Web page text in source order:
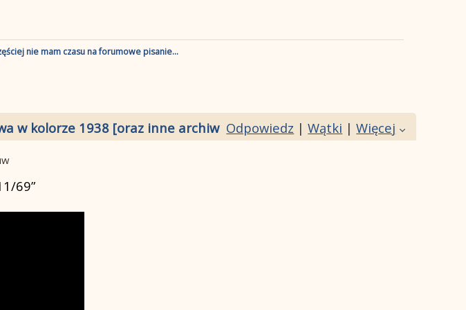
nie mam czasu na forumowe pisanie...
Odpowiedz |Wątki |Więcej
w kolorze 1938 [oraz inne archiwalne filmy]
69”